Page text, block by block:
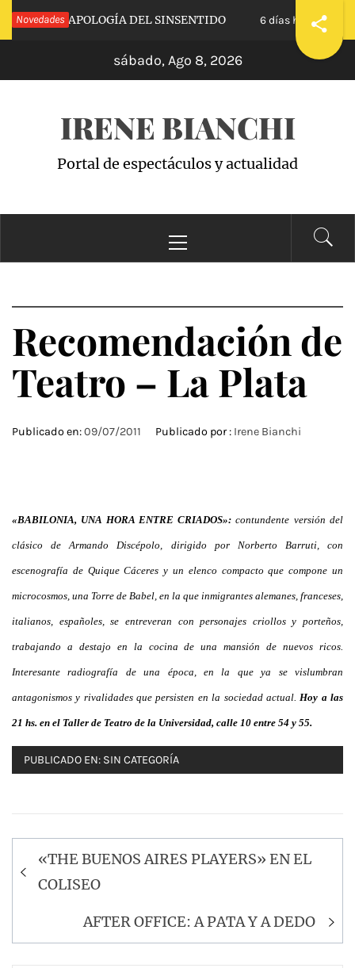
Saltar
al
NovedadesAPOLOGÍA DEL SINSENTIDO 6 días hace
sábado, Ago 8, 2026
IRENE BIANCHI
Portal de espectáculos y actualidad
principal
Recomendación de
Teatro – La Plata
Publicado en:09/07/2011 Publicado por : Irene Bianchi
«BABILONIA, UNA HORA ENTRE CRIADOS»:contundente versión del
clásico de Armando Discépolo, dirigido por Norberto Barruti, con
escenografía de Quique Cáceres y un elenco compacto que compone un
microcosmos, una Torre de Babel, en la que inmigrantes alemanes, franceses,
italianos, españoles, se entreveran con personajes criollos y porteños,
trabajando a destajo en la cocina de una mansión de nuevos ricos.
Interesante radiografía de una época, en la que ya se vislumbran
antagonismos y rivalidades que persisten en la sociedad actual.Hoy a las
21 hs. en el Taller de Teatro de la Universidad, calle 10 entre 54 y 55.
PUBLICADO EN: SIN CATEGORÍA
Navegación
de
«THE BUENOS AIRES PLAYERS» EN EL
COLISEO
AFTER OFFICE: A PATA Y A DEDO